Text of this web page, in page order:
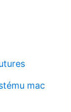
mac